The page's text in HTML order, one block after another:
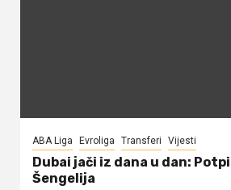
ABA Liga Evroliga Transferi Vijesti
Dubai jači iz dana u dan:
Šengelija